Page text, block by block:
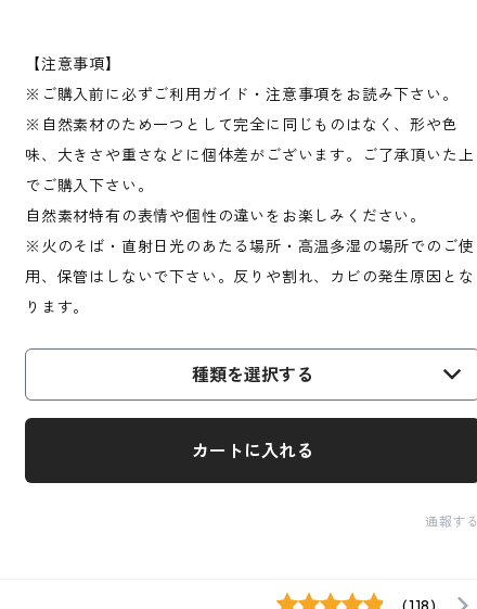
【注意事項】
※ご購入前に必ずご利用ガイド・注意事項をお読み下さい。
※自然素材のため一つとして完全に同じものはなく、形や色
味、大きさや重さなどに個体差がございます。ご了承頂いた上
でご購入下さい。
自然素材特有の表情や個性の違いをお楽しみください。
※火のそば・直射日光のあたる場所・高温多湿の場所でのご使
用、保管はしないで下さい。反りや割れ、カビの発生原因とな
ります。
種類を選択する
カートに入れる
通報する